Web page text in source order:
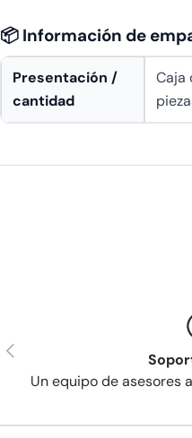
📦 Información de
Presentación /
cantidad
Caja
Anterior
Un equipo de asesores